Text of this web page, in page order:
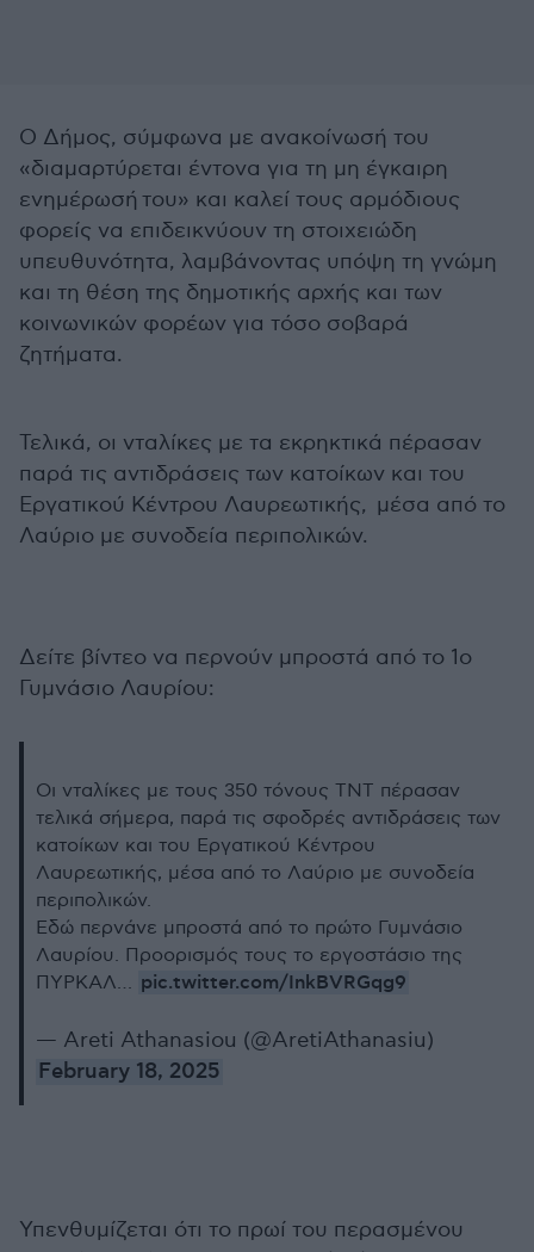
O Δήμος, σύμφωνα με ανακοίνωσή του
«διαμαρτύρεται έντονα για τη μη έγκαιρη
ενημέρωσή του» και καλεί τους αρμόδιους
φορείς να επιδεικνύουν τη στοιχειώδη
υπευθυνότητα, λαμβάνοντας υπόψη τη γνώμη
και τη θέση της δημοτικής αρχής και των
κοινωνικών φορέων για τόσο σοβαρά
ζητήματα.
Τελικά, οι νταλίκες με τα εκρηκτικά πέρασαν
παρά τις αντιδράσεις των κατοίκων και του
Εργατικού Κέντρου Λαυρεωτικής, μέσα από το
Λαύριο με συνοδεία περιπολικών.
Δείτε βίντεο να περνούν μπροστά από το 1ο
Γυμνάσιο Λαυρίου:
Οι νταλίκες με τους 350 τόνους ΤΝΤ πέρασαν
τελικά σήμερα, παρά τις σφοδρές αντιδράσεις των
κατοίκων και του Εργατικού Κέντρου
Λαυρεωτικής, μέσα από το Λαύριο με συνοδεία
περιπολικών.
Εδώ περνάνε μπροστά από το πρώτο Γυμνάσιο
Λαυρίου. Προορισμός τους το εργοστάσιο της
ΠΥΡΚΑΛ… pic.twitter.com/InkBVRGqg9
— Areti Athanasiou (@AretiAthanasiu)
February 18, 2025
Υπενθυμίζεται ότι το πρωί του περασμένου